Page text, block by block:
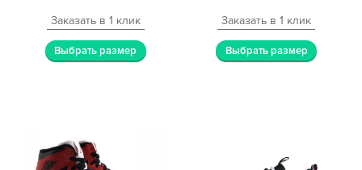
Заказать в 1 клик
Выбрать размер
Заказать в 1 клик
Выбрать размер